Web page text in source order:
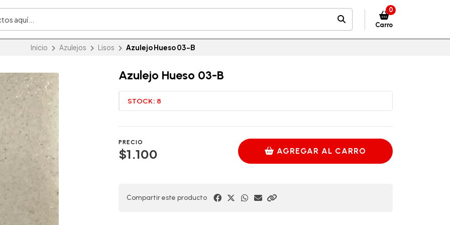
0
Carro
Inicio Azulejos Lisos Azulejo Hueso 03-B
Azulejo Hueso 03-B
STOCK: 8
PRECIO
$1.100 AGREGAR AL CARRO
Compartir este producto